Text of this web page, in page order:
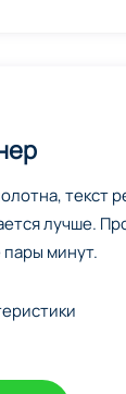
текст
лучше.
минут.